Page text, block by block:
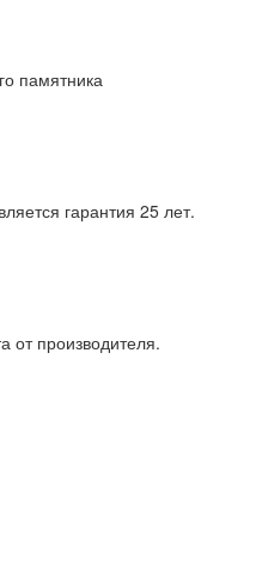
памятника
гарантия 25 лет.
от производителя.